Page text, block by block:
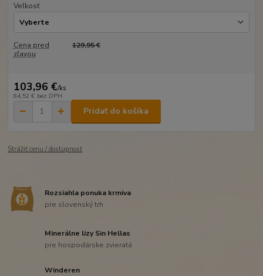
Veľkosť
Cena pred
zľavou
129,95 €
103,96 €/ks
84,52 € bez DPH
Pridať do košíka
Strážiť cenu / dostupnosť
Rozsiahla ponuka krmiva
pre slovenský trh
Minerálne lizy Sin Hellas
pre hospodárske zvieratá
Winderen